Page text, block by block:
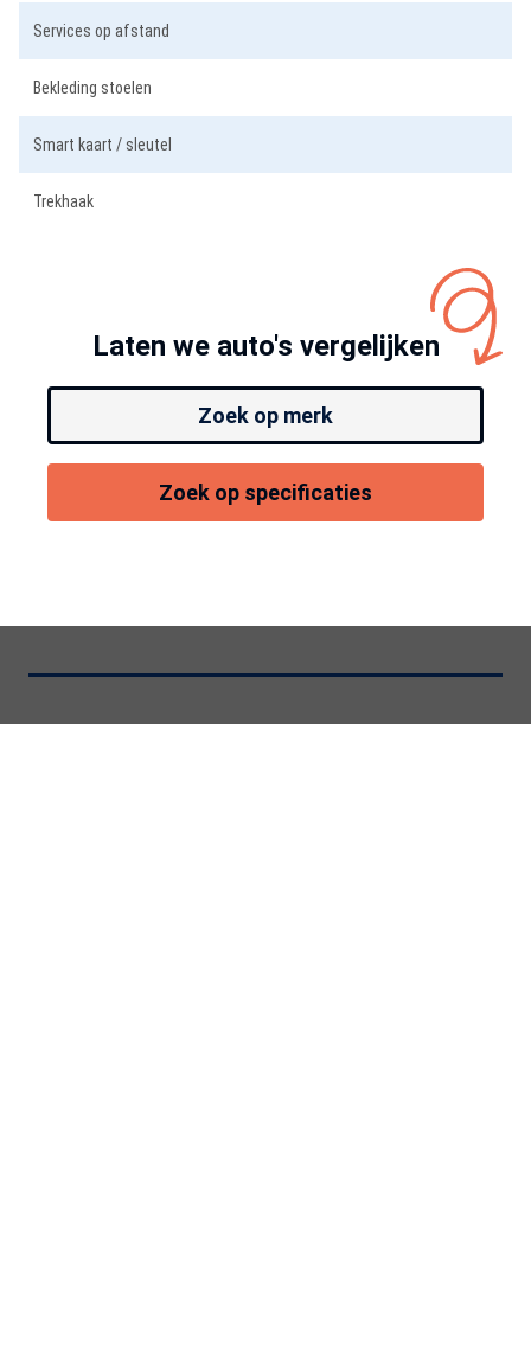
Services op afstand
Bekleding stoelen
Smart kaart / sleutel
Trekhaak
Laten we auto's vergelijken
Zoek op merk
Zoek op specificaties